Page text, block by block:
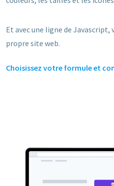
Et avec une ligne de
propre site web.
Choisissez votre formule et